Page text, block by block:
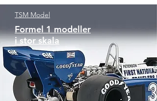
TSM Model
Formel 1 modeller
i stor skala